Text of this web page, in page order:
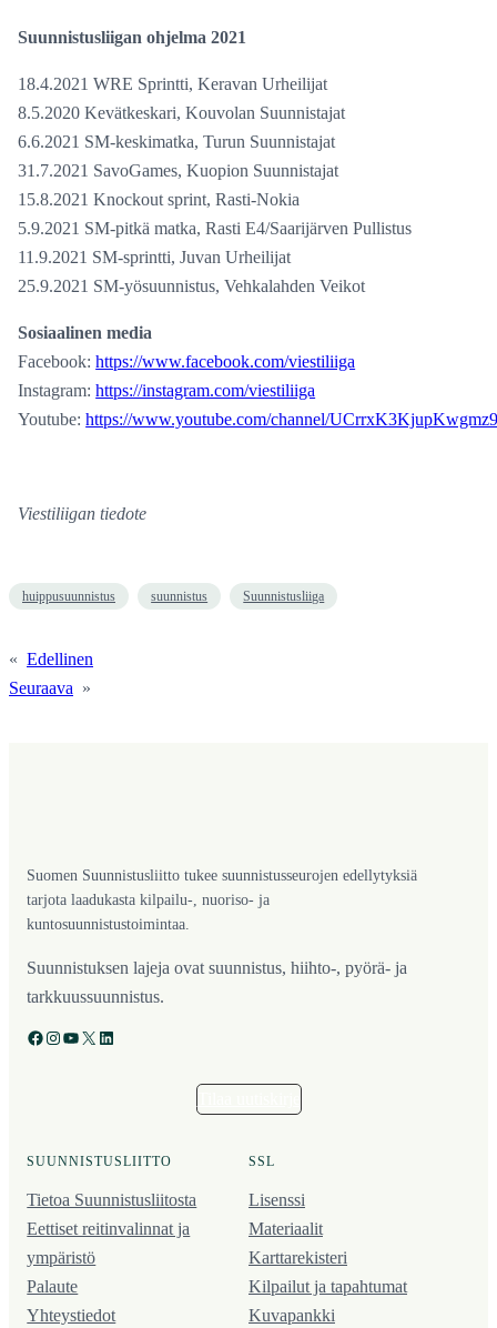
Suunnistusliigan ohjelma 2021
18.4.2021 WRE Sprintti, Keravan Urheilijat
8.5.2020 Kevätkeskari, Kouvolan Suunnistajat
6.6.2021 SM-keskimatka, Turun Suunnistajat
31.7.2021 SavoGames, Kuopion Suunnistajat
15.8.2021 Knockout sprint, Rasti-Nokia
5.9.2021 SM-pitkä matka, Rasti E4/Saarijärven Pullistus
11.9.2021 SM-sprintti, Juvan Urheilijat
25.9.2021 SM-yösuunnistus, Vehkalahden Veikot
Sosiaalinen media
Facebook:https://www.facebook.com/viestiliiga
Instagram:https://instagram.com/viestiliiga
Youtube:https://www.youtube.com/channel/
Viestiliigan tiedote
huippusuunnistus suunnistus Suunnistusliiga
« Edellinen
Seuraava »
Suomen Suunnistusliitto tukee suunnistusseurojen edellytyksiä
tarjota laadukasta kilpailu-, nuoriso- ja
kuntosuunnistustoimintaa.
Suunnistuksen lajeja ovat suunnistus, hiihto-, pyörä- ja
tarkkuussuunnistus.
Facebook Instagram YouTube X LinkedIn
SUUNNISTUSLIITTO
Tietoa Suunnistusliitosta
Eettiset reitinvalinnat ja
ympäristö
Palaute
Yhteystiedot
SSL
Lisenssi
Materiaalit
Karttarekisteri
Kilpailut ja tapahtumat
Kuvapankki